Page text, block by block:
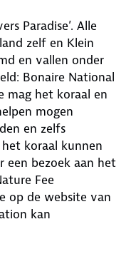
Paradise’. Alle
zelf en Klein
en vallen onder
Bonaire National
mag het koraal en
mogen
en zelfs
koraal kunnen
een bezoek aan het
Fee
op de website van
kan